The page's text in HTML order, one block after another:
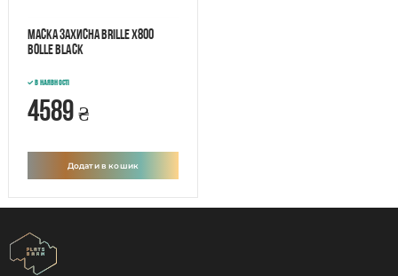
Маска захисна Brille x800
BOLLE BLACK
В наявності
4589 ₴
Додати в кошик